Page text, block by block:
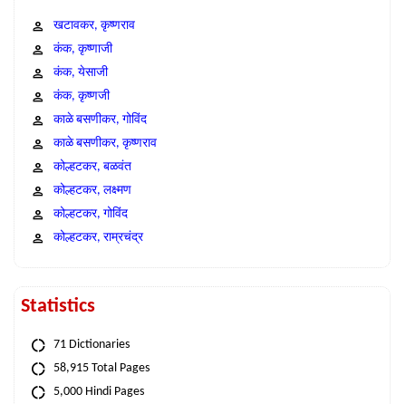
खटावकर, कृष्णराव
कंक, कृष्णाजी
कंक, येसाजी
कंक, कृष्णजी
काळे बसणीकर, गोविंद
काळे बसणीकर, कृष्णराव
कोल्हटकर, बळवंत
कोल्हटकर, लक्ष्मण
कोल्हटकर, गोविंद
कोल्हटकर, राम्रचंद्र
Statistics
71 Dictionaries
58,915 Total Pages
5,000 Hindi Pages